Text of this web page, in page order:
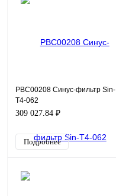
PBC00208 Синус-фильтр Sin-
T4-062
309 027.84 ₽
Подробнее